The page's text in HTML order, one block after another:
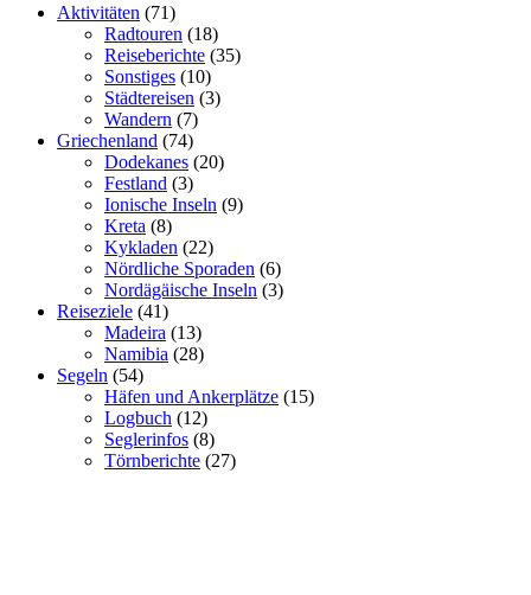
Aktivitäten (71)
Radtouren (18)
Reiseberichte (35)
Sonstiges (10)
Städtereisen (3)
Wandern (7)
Griechenland (74)
Dodekanes (20)
Festland (3)
Ionische Inseln (9)
Kreta (8)
Kykladen (22)
Nördliche Sporaden (6)
Nordägäische Inseln (3)
Reiseziele (41)
Madeira (13)
Namibia (28)
Segeln (54)
Häfen und Ankerplätze (15)
Logbuch (12)
Seglerinfos (8)
Törnberichte (27)